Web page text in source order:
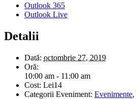
Outlook 365
Outlook Live
Detalii
Dată: octombrie 27, 2019
Oră:
10:00 am - 11:00 am
Cost: Lei14
Categorii Eveniment: Evenimente,